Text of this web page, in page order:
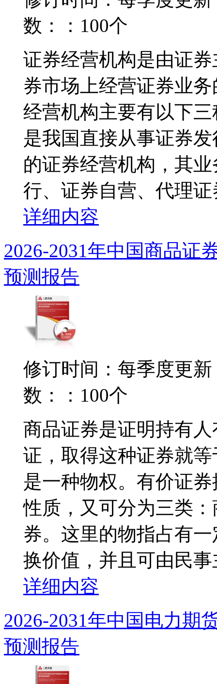
数：：100个
证券经营机构是由证
券市场上经营证券业
经营机构主要有以下
是我国直接从事证券
的证券经营机构，其
行、证券自营、代理
详细内容
2026-2031年中国商品证
预测报告
修订时间：每季度更新
数：：100个
商品证券是证明持有
证，取得这种证券就
是一种物权。有价证
性质，又可分为三类
券。这里的物指占有
换价值，并且可由民
详细内容
2026-2031年中国电力期
预测报告